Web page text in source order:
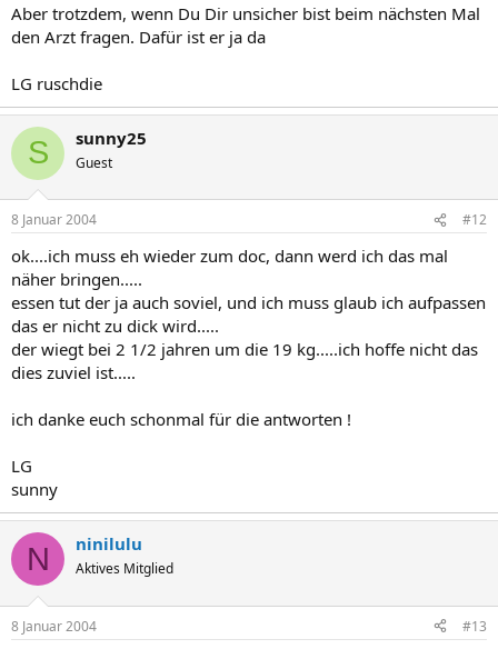
Aber trotzdem, wenn Du Dir unsicher bist beim nächsten Mal
den Arzt fragen. Dafür ist er ja da
LG ruschdie
S sunny25
Guest
8 Januar 2004 #12
ok....ich muss eh wieder zum doc, dann werd ich das mal
näher bringen.....
essen tut der ja auch soviel, und ich muss glaub ich aufpassen
das er nicht zu dick wird.....
der wiegt bei 2 1/2 jahren um die 19 kg.....ich hoffe nicht das
dies zuviel ist.....
ich danke euch schonmal für die antworten !
LG
sunny
N ninilulu
Aktives Mitglied
8 Januar 2004 #13